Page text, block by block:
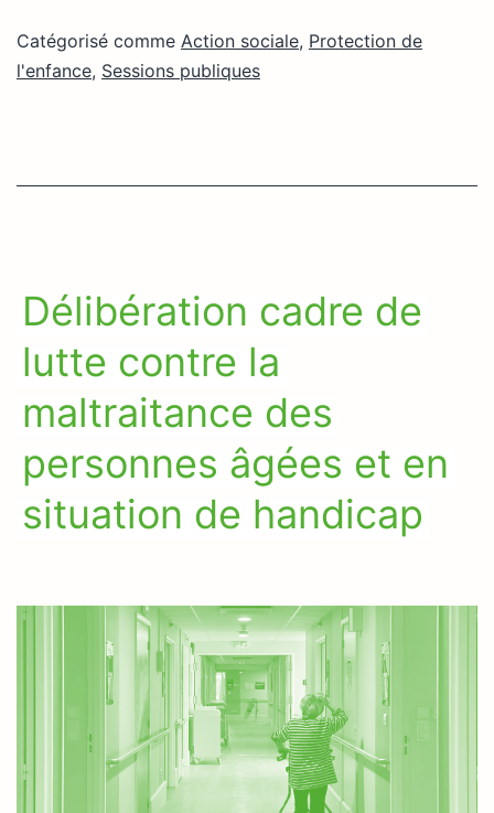
Catégorisé comme Action sociale, Protection de
l'enfance, Sessions publiques
Délibération cadre de
lutte contre la
maltraitance des
personnes âgées et en
situation de handicap